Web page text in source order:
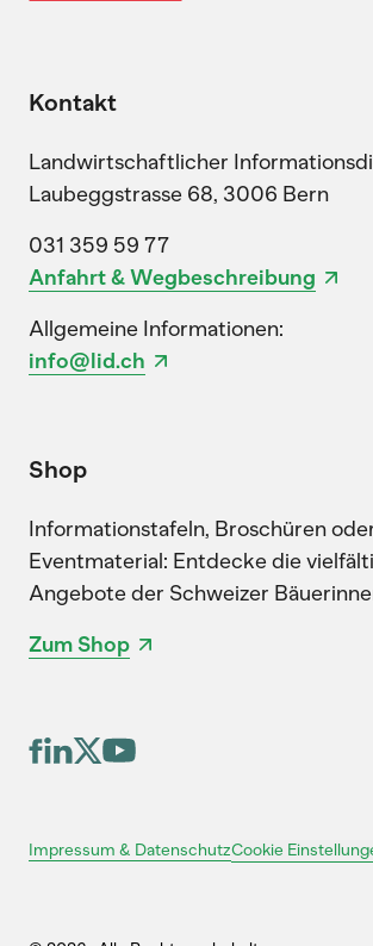
Kontakt
Landwirtschaftlicher
Laubeggstrasse 68, 3006 Bern
031 359 59 77
Anfahrt & Wegbeschreibung
Allgemeine Informationen:
info@lid.ch
Shop
Informationstafeln, Broschüren
Eventmaterial: Entdecke die
Angebote der Schweizer
Zum Shop
Impressum & DatenschutzCookie